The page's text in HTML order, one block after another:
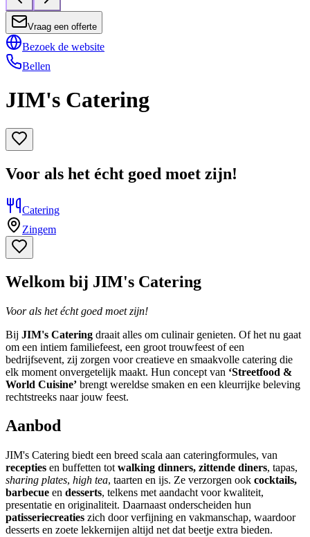
Vraag een offerte
Bezoek de website
Bellen
JIM's Catering
Voor als het écht goed moet zijn!
Catering
Zingem
Welkom bij JIM's Catering
Voor als het écht goed moet zijn!
Bij JIM's Catering draait alles om culinair genieten. Of het nu gaat
om een intiem familiefeest, een groot trouwfeest of een
bedrijfsevent, zij zorgen voor creatieve en smaakvolle catering die
elk moment onvergetelijk maakt. Hun concept van ‘Streetfood &
World Cuisine’ brengt wereldse smaken en een kleurrijke beleving
rechtstreeks naar jouw feest.
Aanbod
JIM's Catering biedt een breed scala aan cateringformules, van
recepties en buffetten tot walking dinners, zittende diners, tapas,
sharing plates, high tea, taarten en ijs. Ze verzorgen ook cocktails,
barbecue en desserts, telkens met aandacht voor kwaliteit,
presentatie en originaliteit. Daarnaast onderscheiden hun
patisseriecreaties zich door verfijning en vakmanschap, waardoor
desserts en zoete lekkernijen altijd net dat beetje extra bieden.